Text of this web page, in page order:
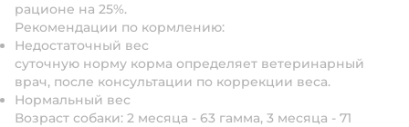
рационе на 25%.
Рекомендации по кормлению:
Недостаточный вес
суточную норму корма определяет ветеринарный
врач, после консультации по коррекции веса.
Нормальный вес
Возраст собаки: 2 месяца - 63 гамма, 3 месяца - 71